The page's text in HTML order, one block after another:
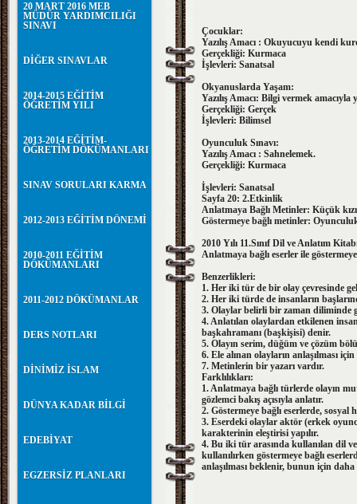
20 MART 2016 MEB
MÜDÜR YARDIMCILIĞI
SINAVI
DİĞER SINAVLAR
2014-2015 EĞİTİM
ÖĞRETİM YILI
2013-2014 EĞİTİM-
ÖĞRETİM DÖKÜMANLARI
SINAV SORULARI KARMA
2012-2013 EĞİTİM DÖNEMİ
2010-2011 EĞİTİM
DÖKÜMANLARI
2011-2012 DÖKÜMANLAR
DERS NOTLARI
DİNİMİZ İSLAM
DÜNYA KADAR BİLGİ
EDEBİYAT
EGZERSİZ PLANLARI
Çocuklar:
Yazılış Amacı : Okuyucuyu kendi
Gerçekliği: Kurmaca
İşlevleri: Sanatsal
Okyanuslarda Yaşam:
Yazılış Amacı: Bilgi vermek amacıyla
Gerçekliği: Gerçek
İşlevleri: Bilimsel
Oyunculuk Sınavı:
Yazılış Amacı : Sahnelemek.
Gerçekliği: Kurmaca
İşlevleri: Sanatsal
Sayfa 20: 2.Etkinlik
Anlatmaya Bağlı Metinler: Küçük
Göstermeye bağlı metinler: Oyunculuk
2010 Yılı 11.Sınıf Dil ve Anlatım
Anlatmaya bağlı eserler ile
Benzerlikleri:
1. Her iki tür de bir olay çevresinde
2. Her iki türde de insanların
3. Olaylar belirli bir zaman diliminde
4. Anlatılan olaylardan etkilenen
başkahramanı (başkişisi) denir.
5. Olayın serim, düğüm ve çözüm
6. Ele alınan olayların anlaşılması
7. Metinlerin bir yazarı vardır.
Farklılıkları:
1. Anlatmaya bağlı türlerde olayın
gözlemci bakış açısıyla anlatır.
2. Göstermeye bağlı eserlerde,
3. Eserdeki olaylar aktör (erkek
karakterinin eleştirisi yapılır.
4. Bu iki tür arasında kullanılan dil
kullanılırken göstermeye bağlı
anlaşılması beklenir, bunun için daha